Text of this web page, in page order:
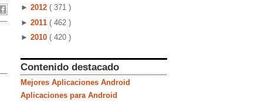
► 2012 ( 371 )
► 2011 ( 462 )
► 2010 ( 420 )
Contenido destacado
Mejores Aplicaciones Android
Aplicaciones para Android